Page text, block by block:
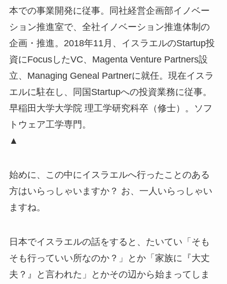
本での事業開発に従事。同社経営企画部イノベー
ション推進室で、全社イノベーション推進体制の
企画・推進。2018年11月、イスラエルのStartup投
資にFocusしたVC、Magenta Venture Partners設
立、Managing Geneal Partnerに就任。現在イスラ
エルに駐在し、同国Startupへの投資業務に従事。
早稲田大学大学院 理工学研究科卒（修士）。ソフ
トウェア工学専門。
▲
始めに、この中にイスラエルへ行ったことのある
方はいらっしゃいますか？ お、一人いらっしゃい
ますね。
日本でイスラエルの話をすると、たいてい「そも
そも行っていい所なのか？」とか「家族に『大丈
夫？』と言われた」とかその辺から始まってしま